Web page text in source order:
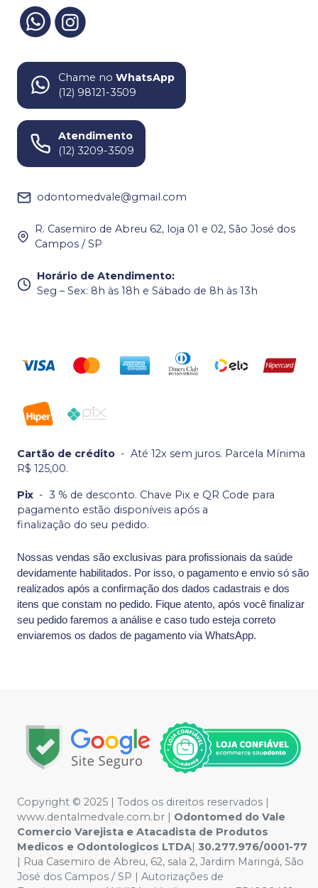
Chame no WhatsApp
(12) 98121-3509
Atendimento
(12) 3209-3509
odontomedvale@gmail.com
R. Casemiro de Abreu 62, loja 01 e 02, São José dos
Campos / SP
Horário de Atendimento:
Seg – Sex: 8h às 18h e Sábado de 8h às 13h
Cartão de crédito - Até 12x sem juros. Parcela Mínima
R$ 125,00.
Pix - 3 % de desconto. Chave Pix e QR Code para
pagamento estão disponíveis após a
finalização do seu pedido.
Nossas vendas são exclusivas para profissionais da saúde
devidamente habilitados. Por isso, o pagamento e envio só são
realizados após a confirmação dos dados cadastrais e dos
itens que constam no pedido. Fique atento, após você finalizar
seu pedido faremos a análise e caso tudo esteja correto
enviaremos os dados de pagamento via WhatsApp.
Copyright © 2025 | Todos os direitos reservados |
www.dentalmedvale.com.br | Odontomed do Vale
Comercio Varejista e Atacadista de Produtos
Medicos e Odontologicos LTDA 30.277.976/0001-77
| Rua Casemiro de Abreu, 62, sala 2, Jardim Maringá, São
José dos Campos / SP | Autorizações de